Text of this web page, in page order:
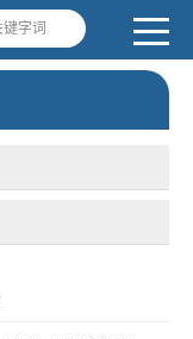
系统 违反师德举报信箱
字词